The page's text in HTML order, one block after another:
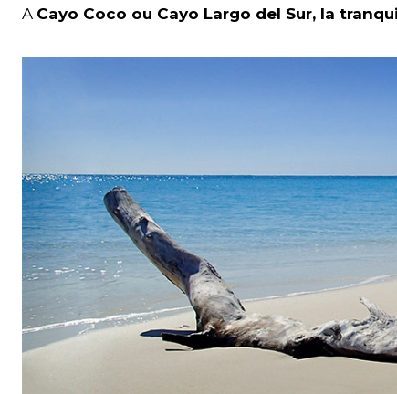
A Cayo Coco ou Cayo Largo del Sur, la